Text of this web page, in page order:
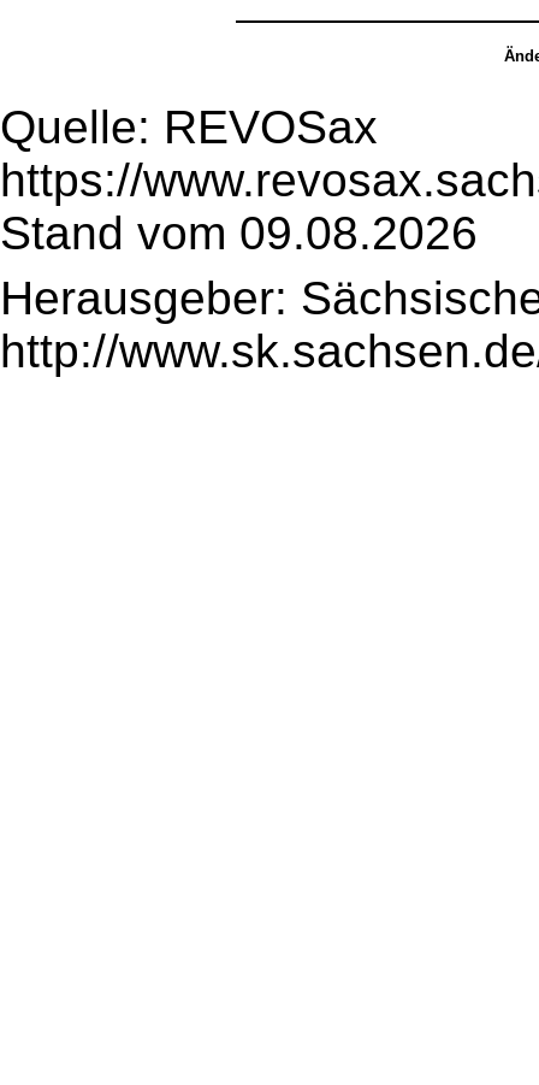
Quelle: REVOSax
https://
Stand vom 09.08.2026
Herausgeber:
http://